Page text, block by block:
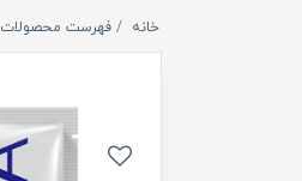
خانه فهرست محصولات